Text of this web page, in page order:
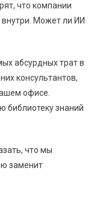
что компании
внутри. Может ли ИИ
абсурдных трат в
консультантов,
офисе.
библиотеку знаний
что мы
заменит